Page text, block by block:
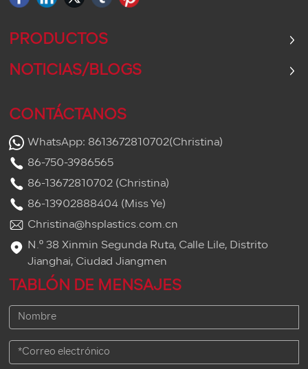
PRODUCTOS
NOTICIAS/BLOGS
CONTÁCTANOS
WhatsApp: 8613672810702(Christina)
86-750-3986565
86-13672810702 (Christina)
86-13902888404 (Miss Ye)
Christina@hsplastics.com.cn
N.º 38 Xinmin Segunda Ruta, Calle Lile, Distrito
Jianghai, Ciudad Jiangmen
TABLÓN DE MENSAJES